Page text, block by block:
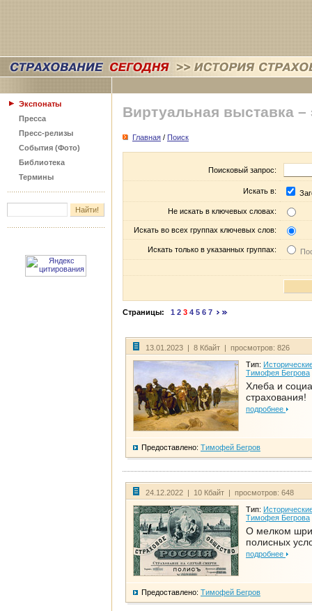
Экспонаты
Пресса
Пресс-релизы
События (Фото)
Библиотека
Термины
Виртуальная выставка –
Главная / Поиск
Поисковый запрос:
Искать в:
Не искать в ключевых словах:
Искать во всех группах ключевых слов:
Искать только в указанных группах:
Страницы: 1 2 3 4 5 6 7
13.01.2023 | 8 Кбайт | просмотров: 826
Тип:
Тимофея Бегрова
Хлеба и
страхования!
подробнее
Предоставлено: Тимофей Бегров
24.12.2022 | 10 Кбайт | просмотров: 648
Тип:
Тимофея Бегрова
О мелком
полисных
подробнее
Предоставлено: Тимофей Бегров